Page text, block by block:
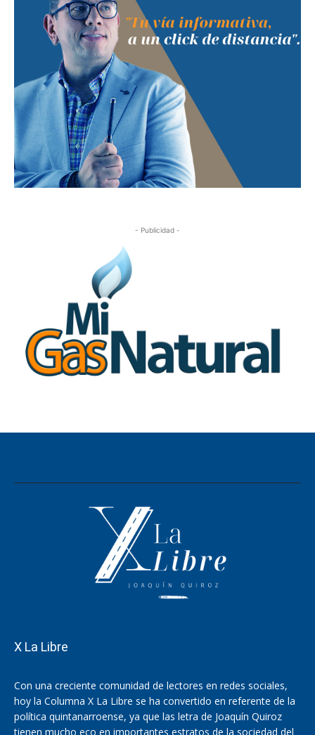
X La Libre
Con una creciente comunidad de lectores en redes sociales,
hoy la Columna X La Libre se ha convertido en referente de la
política quintanarroense, ya que las letra de Joaquín Quiroz
tienen mucho eco en importantes estratos de la sociedad del